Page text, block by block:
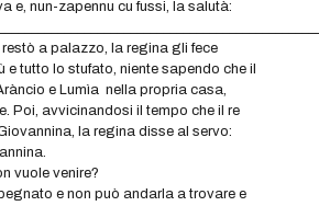
e, nun-zapennu cu fussi, la salutà:
restò a palazzo, la regina gli fece
tutto lo stufato, niente sapendo che il
e Lumìa nella propria casa,
Poi, avvicinandosi il tempo che il re
la regina disse al servo:
vuole venire?
e non può andarla a trovare e